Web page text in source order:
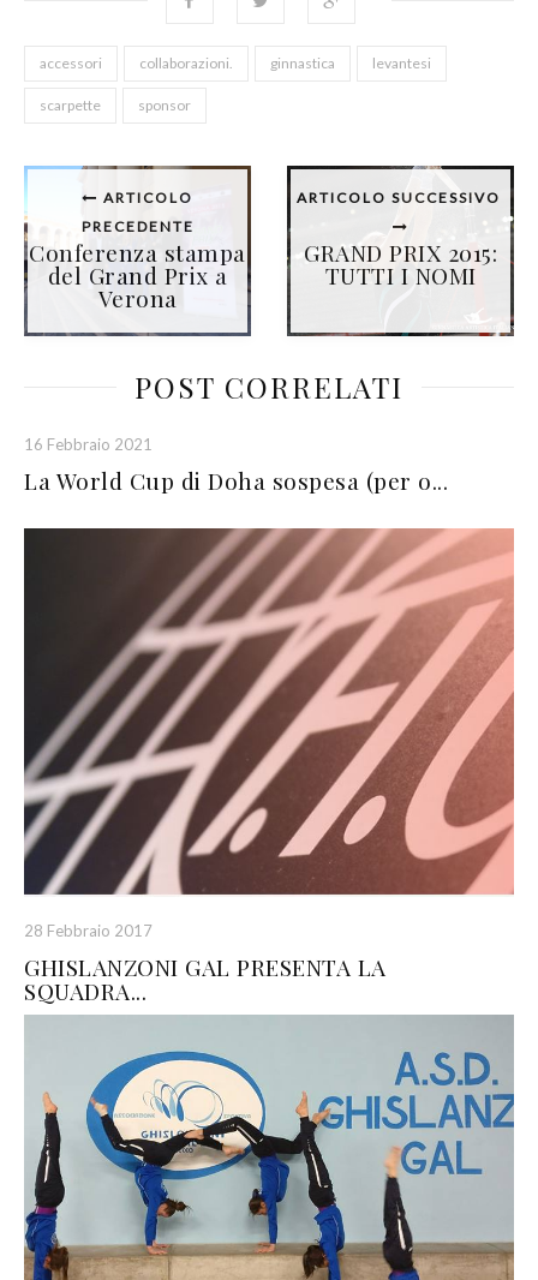
accessori collaborazioni. ginnastica levantesi
scarpette sponsor
ARTICOLO
PRECEDENTE
Conferenza stampa
del Grand Prix a
Verona
ARTICOLO SUCCESSIVO
GRAND PRIX 2015:
TUTTI I NOMI
POST CORRELATI
16 Febbraio 2021
La World Cup di Doha sospesa (per o...
28 Febbraio 2017
GHISLANZONI GAL PRESENTA LA
SQUADRA...